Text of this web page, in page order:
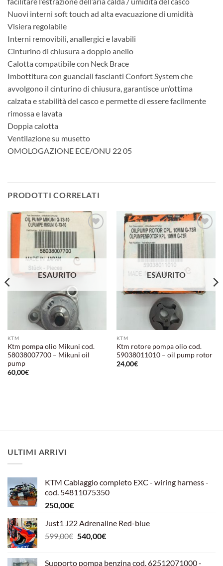
Nuovi interni soft touch ad alta evacuazione di umidità
Visiera regolabile
Interni removibili, anallergici e lavabili
Cinturino di chiusura a doppio anello
Calotta compatibile con Neck Brace
Imbottitura con guanciali fascianti Confort System che
avvolgono il cinturino di chiusura, garantisce un’ottima
calzata e stabilità del casco e permette di essere facilmente
rimossa e lavata
Doppia calotta
Ventilazione su musetto
OMOLOGAZIONE ECE/ONU 22 05
PRODOTTI CORRELATI
alla lista
dei
desideri
ESAURITO
KTM
Ktm pompa olio Mikuni cod.
58038007700 – Mikuni oil
pump
60,00€
dei
ESAURITO
KTM
Ktm rotore pompa olio cod.
59038011010 – oil pump rotor
24,00€
ULTIMI ARRIVI
KTM Cablaggio completo EXC - wiring harness -
cod. 54811075350
250,00€
Just1 J22 Adrenaline Red-blue
599,00€ Il
540,00€Il
Supporto pompa benzina cod. 62512071000 -